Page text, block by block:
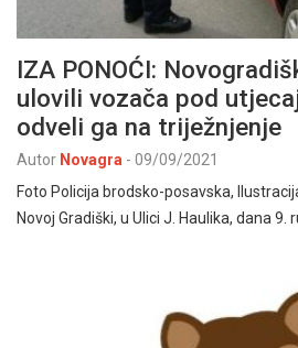
IZA PONOĆI:
ulovili vozača pod
odveli ga na triježnjenje
Autor Novagra - 09/09/2021
Foto Policija brodsko-posavska,
Novoj Gradiški, u Ulici J. Haulika, dana 9.